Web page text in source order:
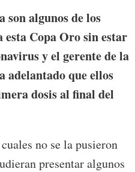
son algunos de los
Copa Oro sin estar
y el gerente de la
adelantado que ellos
dosis al final del
no se la pusieron
presentar algunos